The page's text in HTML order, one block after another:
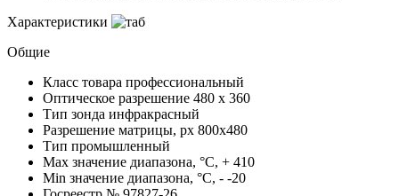
Характеристики
Общие
Класс товара профессиональный
Оптическое разрешение 480 x 360
Тип зонда инфракрасный
Разрешение матрицы, px 800x480
Тип промышленный
Max значение диапазона, °C, + 410
Min значение диапазона, °C, - -20